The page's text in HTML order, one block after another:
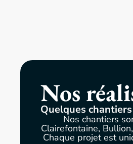
Nos
Quelques
Nos chantiers
Clairefontaine,
Chaque projet est